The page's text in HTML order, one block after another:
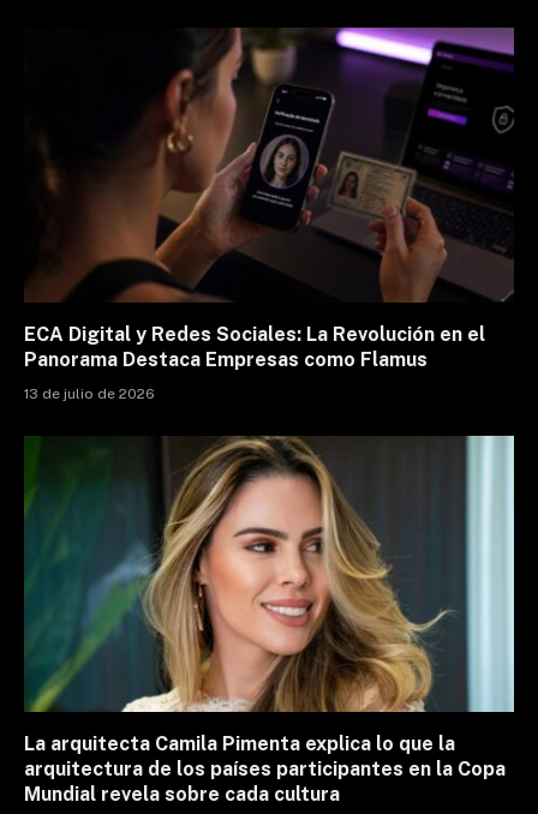
ECA Digital y Redes Sociales: La Revolución en el
Panorama Destaca Empresas como Flamus
13 de julio de 2026
La arquitecta Camila Pimenta explica lo que la
arquitectura de los países participantes en la Copa
Mundial revela sobre cada cultura